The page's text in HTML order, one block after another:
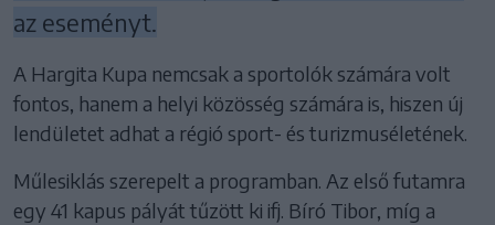
az eseményt.
A Hargita Kupa nemcsak a sportolók számára volt
fontos, hanem a helyi közösség számára is, hiszen új
lendületet adhat a régió sport- és turizmuséletének.
Műlesiklás szerepelt a programban. Az első futamra
egy 41 kapus pályát tűzött ki ifj. Bíró Tibor, míg a